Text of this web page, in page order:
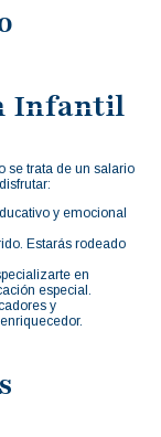
Infantil
se trata de un salario
y emocional
Estarás rodeado
en
especial.
y